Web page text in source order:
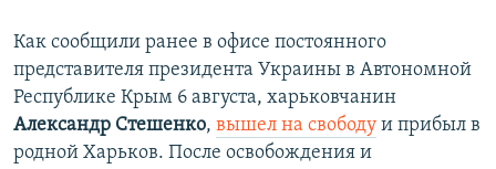
Как сообщили ранее в офисе постоянного
представителя президента Украины в Автономной
Республике Крым 6 августа, харьковчанин
Александр Стешенко, вышел на свободу и прибыл в
родной Харьков. После освобождения и